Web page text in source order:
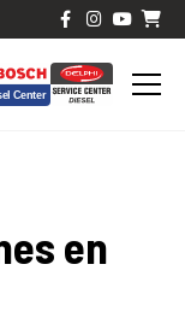
en